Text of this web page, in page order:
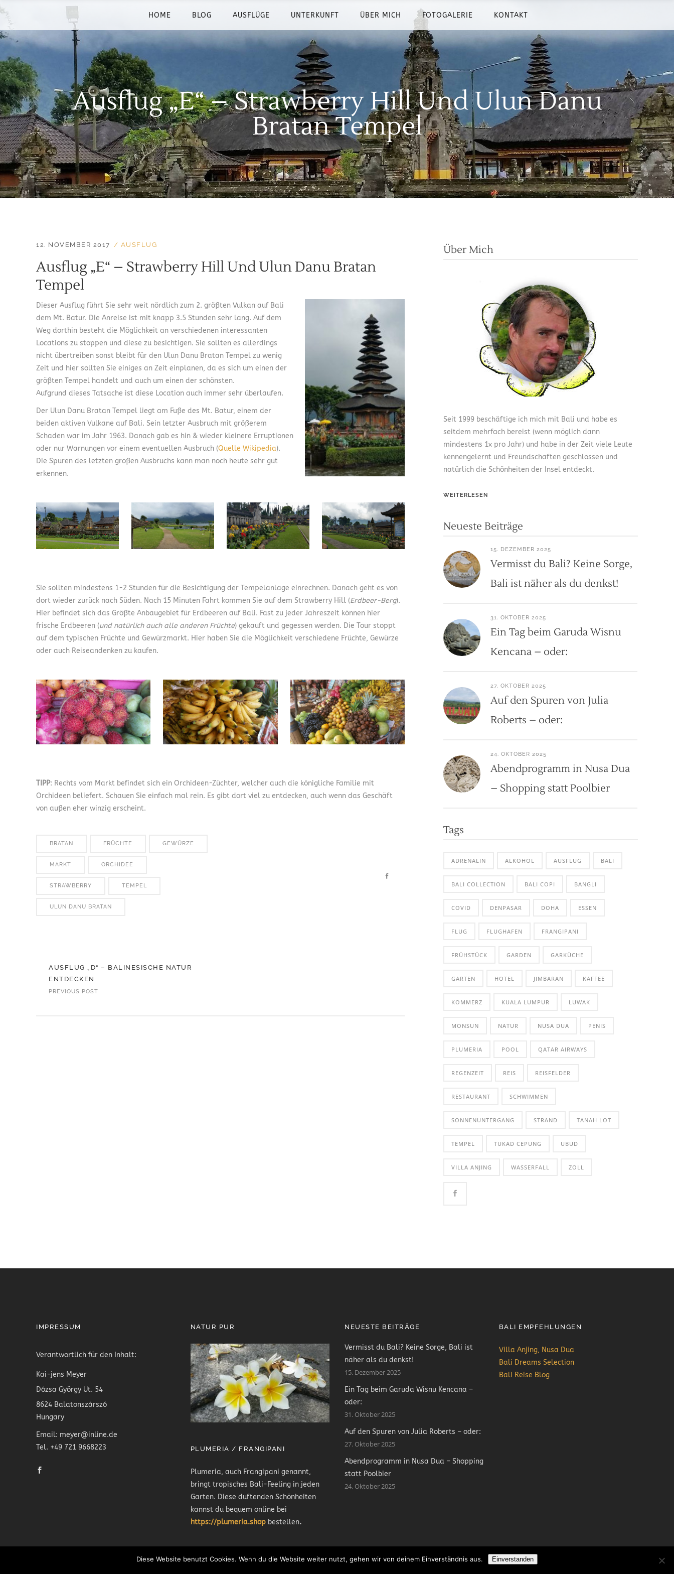
HOME BLOG AUSFLÜGE UNTERKUNFT ÜBER MICH FOTOGALERIE KONTAKT
Ausflug „E“ – Strawberry Hill Und Ulun Danu
Bratan Tempel
12. NOVEMBER 2017 AUSFLUG
Ausflug „E“ – Strawberry Hill Und Ulun Danu Bratan
Tempel
Dieser Ausflug führt Sie sehr weit nördlich zum 2. größten Vulkan auf Bali
dem Mt. Batur. Die Anreise ist mit knapp 3.5 Stunden sehr lang. Auf dem
Weg dorthin besteht die Möglichkeit an verschiedenen interessanten
Locations zu stoppen und diese zu besichtigen. Sie sollten es allerdings
nicht übertreiben sonst bleibt für den Ulun Danu Bratan Tempel zu wenig
Zeit und hier sollten Sie einiges an Zeit einplanen, da es sich um einen der
größten Tempel handelt und auch um einen der schönsten.
Aufgrund dieses Tatsache ist diese Location auch immer sehr überlaufen.
Der Ulun Danu Bratan Tempel liegt am Fuße des Mt. Batur, einem der
beiden aktiven Vulkane auf Bali. Sein letzter Ausbruch mit größerem
Schaden war im Jahr 1963. Danach gab es hin & wieder kleinere Erruptionen
oder nur Warnungen vor einem eventuellen Ausbruch (Quelle Wikipedia).
Die Spuren des letzten großen Ausbruchs kann man noch heute sehr gut
erkennen.
Sie sollten mindestens 1-2 Stunden für die Besichtigung der Tempelanlage einrechnen. Danach geht es von
dort wieder zurück nach Süden. Nach 15 Minuten Fahrt kommen Sie auf dem Strawberry Hill (Erdbeer-Berg).
Hier befindet sich das Größte Anbaugebiet für Erdbeeren auf Bali. Fast zu jeder Jahreszeit können hier
frische Erdbeeren (und natürlich auch alle anderen Früchte) gekauft und gegessen werden. Die Tour stoppt
auf dem typischen Früchte und Gewürzmarkt. Hier haben Sie die Möglichkeit verschiedene Früchte, Gewürze
oder auch Reiseandenken zu kaufen.
TIPP: Rechts vom Markt befindet sich ein Orchideen-Züchter, welcher auch die königliche Familie mit
Orchideen beliefert. Schauen Sie einfach mal rein. Es gibt dort viel zu entdecken, auch wenn das Geschäft
von außen eher winzig erscheint.
BRATAN FRÜCHTE GEWÜRZE
MARKT ORCHIDEE
STRAWBERRY TEMPEL
ULUN DANU BRATAN
AUSFLUG „D“ – BALINESISCHE NATUR
ENTDECKEN
PREVIOUS POST
Über Mich
Seit 1999 beschäftige ich mich mit Bali und habe es
seitdem mehrfach bereist (wenn möglich dann
mindestens 1x pro Jahr) und habe in der Zeit viele Leute
kennengelernt und Freundschaften geschlossen und
natürlich die Schönheiten der Insel entdeckt.
WEITERLESEN
Neueste Beiträge
15. DEZEMBER 2025
Vermisst du Bali? Keine Sorge,
Bali ist näher als du denkst!
31. OKTOBER 2025
Ein Tag beim Garuda Wisnu
Kencana – oder:
27. OKTOBER 2025
Auf den Spuren von Julia
Roberts – oder:
24. OKTOBER 2025
Abendprogramm in Nusa Dua
– Shopping statt Poolbier
Tags
ADRENALIN ALKOHOL AUSFLUG BALI
BALI COLLECTION BALI COPI BANGLI
COVID DENPASAR DOHA ESSEN
FLUG FLUGHAFEN FRANGIPANI
FRÜHSTÜCK GARDEN GARKÜCHE
GARTEN HOTEL JIMBARAN KAFFEE
KOMMERZ KUALA LUMPUR LUWAK
MONSUN NATUR NUSA DUA PENIS
PLUMERIA POOL QATAR AIRWAYS
REGENZEIT REIS REISFELDER
RESTAURANT SCHWIMMEN
SONNENUNTERGANG STRAND TANAH LOT
TEMPEL TUKAD CEPUNG UBUD
VILLA ANJING WASSERFALL ZOLL
IMPRESSUM
Verantwortlich für den Inhalt:
Kai-jens Meyer
Dózsa György Ut. 54
8624 Balatonszárszó
Hungary
Email: meyer@inline.de
Tel. +49 721 9668223
NATUR PUR
PLUMERIA / FRANGIPANI
Plumeria, auch Frangipani genannt,
bringt tropisches Bali-Feeling in jeden
Garten. Diese duftenden Schönheiten
kannst du bequem online bei
https://plumeria.shop bestellen.
NEUESTE BEITRÄGE
Vermisst du Bali? Keine Sorge, Bali ist
näher als du denkst!
15. Dezember 2025
Ein Tag beim Garuda Wisnu Kencana –
oder:
31. Oktober 2025
Auf den Spuren von Julia Roberts – oder:
27. Oktober 2025
Abendprogramm in Nusa Dua – Shopping
statt Poolbier
24. Oktober 2025
BALI EMPFEHLUNGEN
Villa Anjing, Nusa Dua
Bali Dreams Selection
Bali Reise Blog
Text und Bild © 2013 - 2022 - Kai-jens Meyer / Datenschutzerklärung
Diese Website benutzt Cookies. Wenn du die Website weiter nutzt, gehen wir von deinem Einverständnis aus. Einverstanden